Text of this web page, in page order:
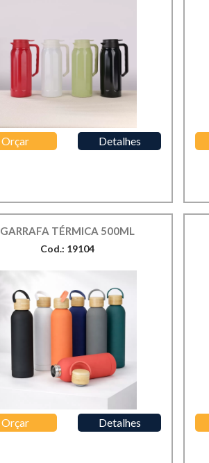
Orçar Detalhes
GARRAFA TÉRMICA 500ML
Cod.: 19104
Orçar Detalhes